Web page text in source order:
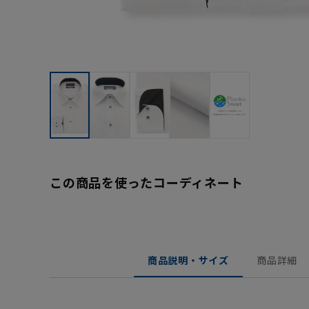
この商品を使ったコーディネート
商品説明・サイズ 商品詳細